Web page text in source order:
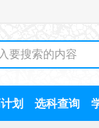
划 选科查询